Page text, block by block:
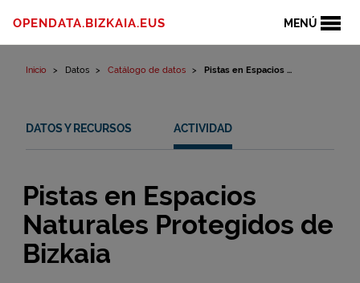
MENÚ
OPENDATA.BIZKAIA.EUS
Inicio Datos Catálogo de datos Pistas en Espacios ...
DATOS Y RECURSOS ACTIVIDAD
Pistas en Espacios
Naturales Protegidos de
Bizkaia